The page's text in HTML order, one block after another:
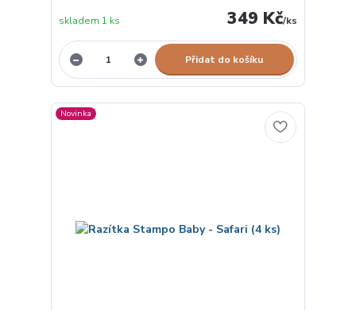
349 Kč/ks
skladem 1 ks
Přidat do košíku
Novinka